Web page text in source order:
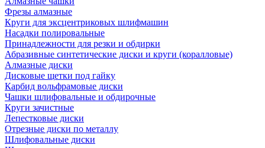
Фрезы алмазные
Круги для эксцентриковых шлифмашин
Насадки полировальные
Принадлежности для резки и обдирки
Абразивные синтетические диски и круги (коралловые)
Алмазные диски
Дисковые щетки под гайку
Карбид вольфрамовые диски
Чашки шлифовальные и обдирочные
Круги зачистные
Лепестковые диски
Отрезные диски по металлу
Шлифовальные диски